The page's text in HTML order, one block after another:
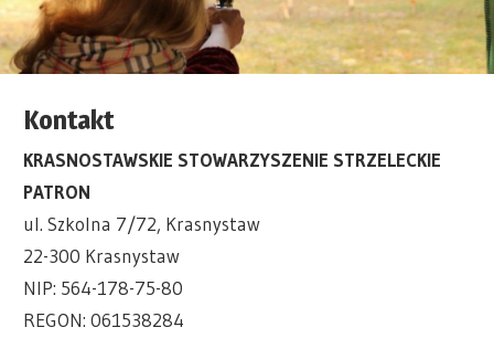
Kontakt
KRASNOSTAWSKIE STOWARZYSZENIE STRZELECKIE
PATRON
ul. Szkolna 7/72, Krasnystaw
22-300 Krasnystaw
NIP: 564-178-75-80
REGON: 061538284